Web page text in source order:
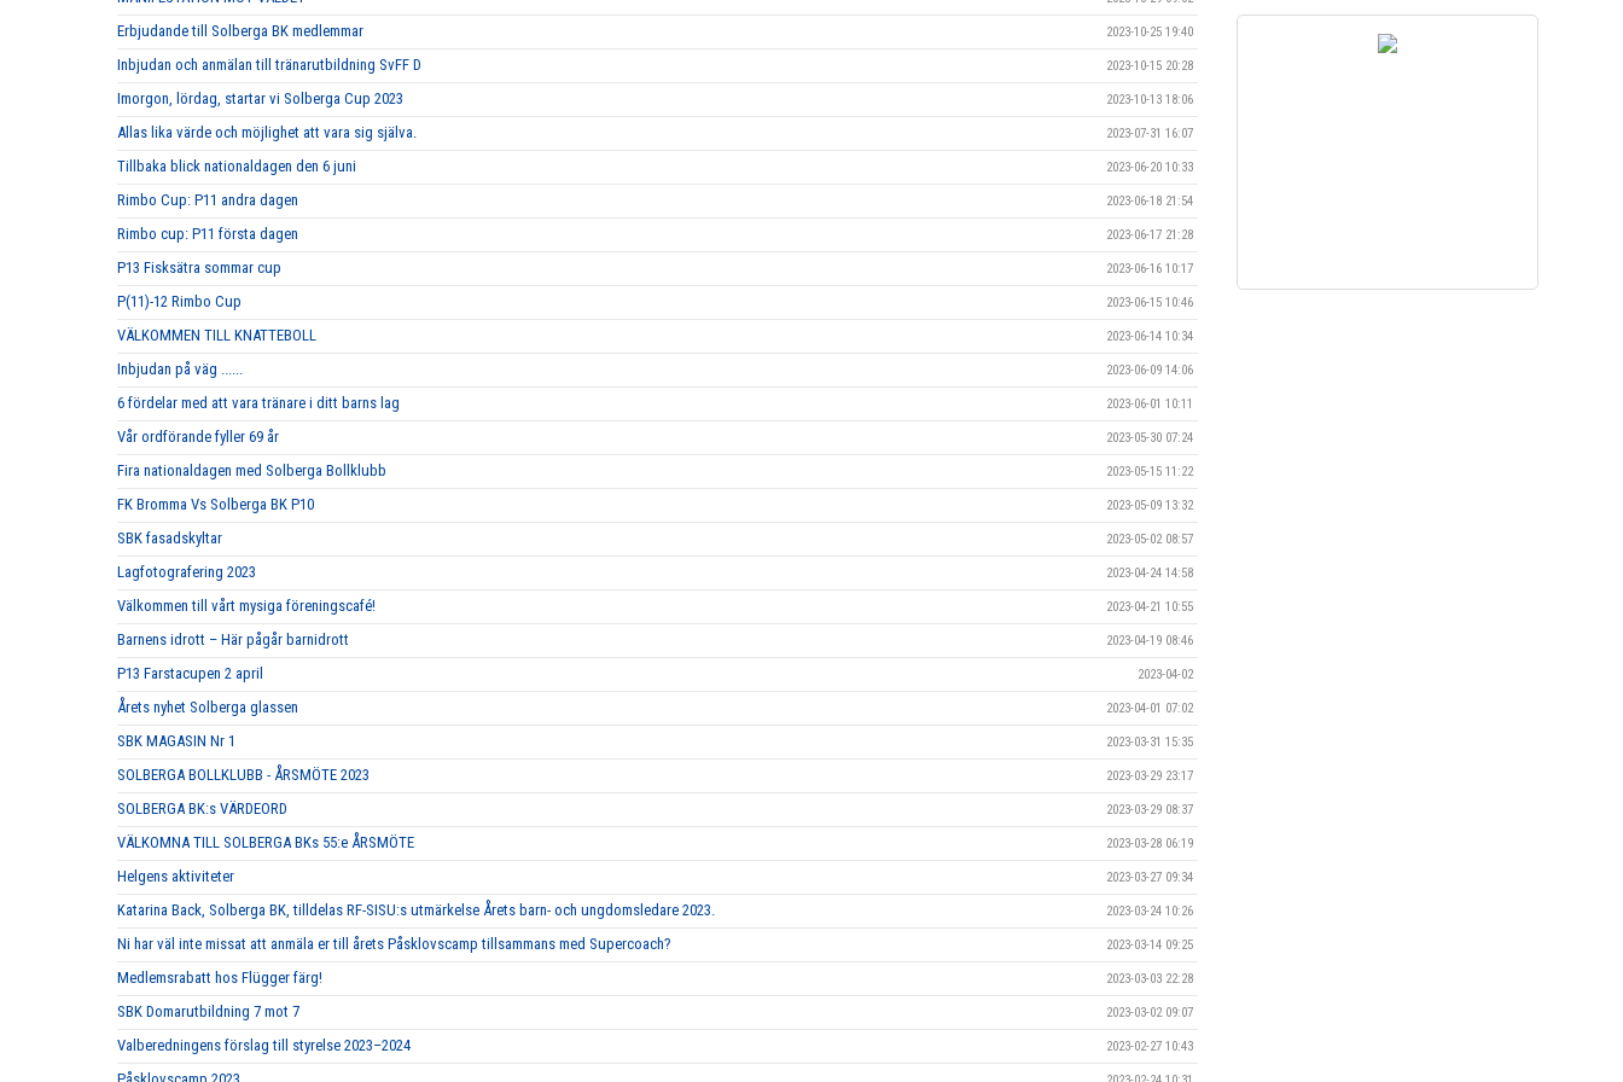
Erbjudande till Solberga BK medlemmar 2023-10-25 19:40
Inbjudan och anmälan till tränarutbildning SvFF D 2023-10-15 20:28
Imorgon, lördag, startar vi Solberga Cup 2023 2023-10-13 18:06
Allas lika värde och möjlighet att vara sig själva. 2023-07-31 16:07
Tillbaka blick nationaldagen den 6 juni 2023-06-20 10:33
Rimbo Cup: P11 andra dagen 2023-06-18 21:54
Rimbo cup: P11 första dagen 2023-06-17 21:28
P13 Fisksätra sommar cup 2023-06-16 10:17
P(11)-12 Rimbo Cup 2023-06-15 10:46
VÄLKOMMEN TILL KNATTEBOLL 2023-06-14 10:34
Inbjudan på väg ...... 2023-06-09 14:06
6 fördelar med att vara tränare i ditt barns lag 2023-06-01 10:11
Vår ordförande fyller 69 år 2023-05-30 07:24
Fira nationaldagen med Solberga Bollklubb 2023-05-15 11:22
FK Bromma Vs Solberga BK P10 2023-05-09 13:32
SBK fasadskyltar 2023-05-02 08:57
Lagfotografering 2023 2023-04-24 14:58
Välkommen till vårt mysiga föreningscafé! 2023-04-21 10:55
Barnens idrott – Här pågår barnidrott 2023-04-19 08:46
P13 Farstacupen 2 april 2023-04-02
Årets nyhet Solberga glassen 2023-04-01 07:02
SBK MAGASIN Nr 1 2023-03-31 15:35
SOLBERGA BOLLKLUBB - ÅRSMÖTE 2023 2023-03-29 23:17
SOLBERGA BK:s VÄRDEORD 2023-03-29 08:37
VÄLKOMNA TILL SOLBERGA BKs 55:e ÅRSMÖTE 2023-03-28 06:19
Helgens aktiviteter 2023-03-27 09:34
Katarina Back, Solberga BK, tilldelas RF-SISU:s utmärkelse Årets barn- och ungdomsledare 2023. 2023-03-24 10:26
Ni har väl inte missat att anmäla er till årets Påsklovscamp tillsammans med Supercoach? 2023-03-14 09:25
Medlemsrabatt hos Flügger färg! 2023-03-03 22:28
SBK Domarutbildning 7 mot 7 2023-03-02 09:07
Valberedningens förslag till styrelse 2023–2024 2023-02-27 10:43